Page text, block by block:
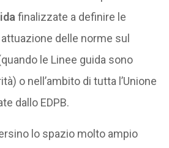
finalizzate a definire le
delle norme sul
le Linee guida sono
o nell’ambito di tutta l’Unione
dallo EDPB.
lo spazio molto ampio